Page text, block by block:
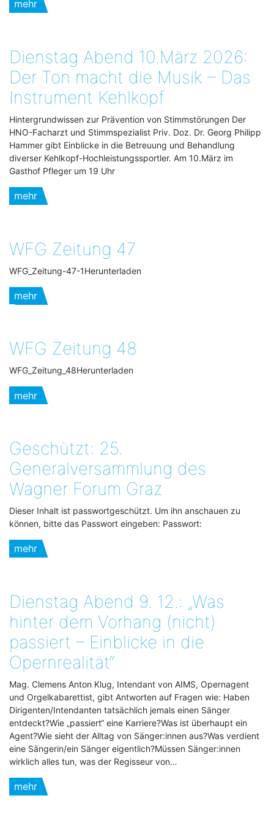
mehr
Dienstag Abend 10.März 2026:
Der Ton macht die Musik – Das
Instrument Kehlkopf
Hintergrundwissen zur Prävention von Stimmstörungen Der
HNO-Facharzt und Stimmspezialist Priv. Doz. Dr. Georg Philipp
Hammer gibt Einblicke in die Betreuung und Behandlung
diverser Kehlkopf-Hochleistungssportler. Am 10.März im
Gasthof Pfleger um 19 Uhr
mehr
WFG Zeitung 47
WFG_Zeitung-47-1Herunterladen
mehr
WFG Zeitung 48
WFG_Zeitung_48Herunterladen
mehr
Geschützt: 25.
Generalversammlung des
Wagner Forum Graz
Dieser Inhalt ist passwortgeschützt. Um ihn anschauen zu
können, bitte das Passwort eingeben: Passwort:
mehr
Dienstag Abend 9. 12.: „Was
hinter dem Vorhang (nicht)
passiert – Einblicke in die
Opernrealität“
Mag. Clemens Anton Klug, Intendant von AIMS, Opernagent
und Orgelkabarettist, gibt Antworten auf Fragen wie: Haben
Dirigenten/Intendanten tatsächlich jemals einen Sänger
entdeckt?Wie „passiert“ eine Karriere?Was ist überhaupt ein
Agent?Wie sieht der Alltag von Sänger:innen aus?Was verdient
eine Sängerin/ein Sänger eigentlich?Müssen Sänger:innen
wirklich alles tun, was der Regisseur von…
mehr